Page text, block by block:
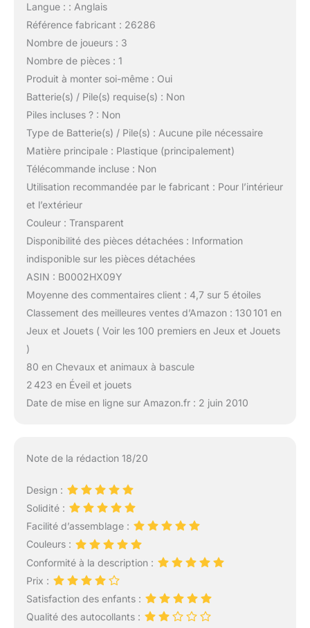
Langue : : Anglais
Référence fabricant : 26286
Nombre de joueurs : 3
Nombre de pièces : 1
Produit à monter soi-même : Oui
Batterie(s) / Pile(s) requise(s) : Non
Piles incluses ? : Non
Type de Batterie(s) / Pile(s) : Aucune pile nécessaire
Matière principale : Plastique (principalement)
Télécommande incluse : Non
Utilisation recommandée par le fabricant : Pour l’intérieur
et l’extérieur
Couleur : Transparent
Disponibilité des pièces détachées : Information
indisponible sur les pièces détachées
ASIN : B0002HX09Y
Moyenne des commentaires client : 4,7 sur 5 étoiles
Classement des meilleures ventes d’Amazon : 130 101 en
Jeux et Jouets ( Voir les 100 premiers en Jeux et Jouets
)
80 en Chevaux et animaux à bascule
2 423 en Éveil et jouets
Date de mise en ligne sur Amazon.fr : 2 juin 2010
Note de la rédaction 18/20
Design :
Solidité :
Facilité d’assemblage :
Couleurs :
Conformité à la description :
Prix :
Satisfaction des enfants :
Qualité des autocollants :